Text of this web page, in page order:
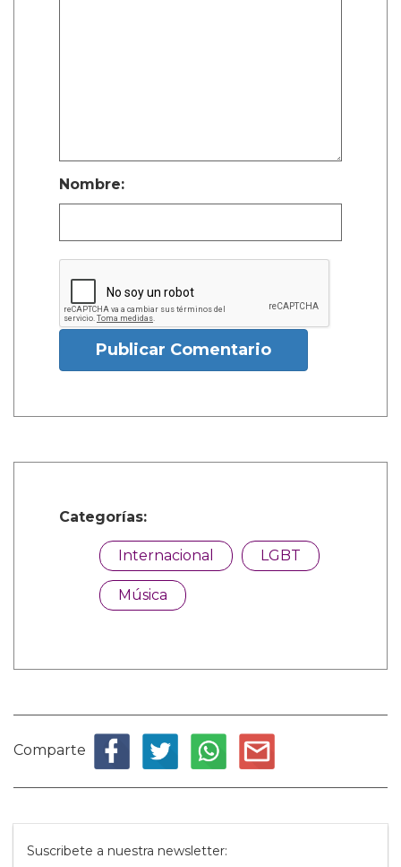
Nombre:
Publicar Comentario
Categorías:
Internacional LGBT
Música
Comparte
Suscribete a nuestra newsletter: